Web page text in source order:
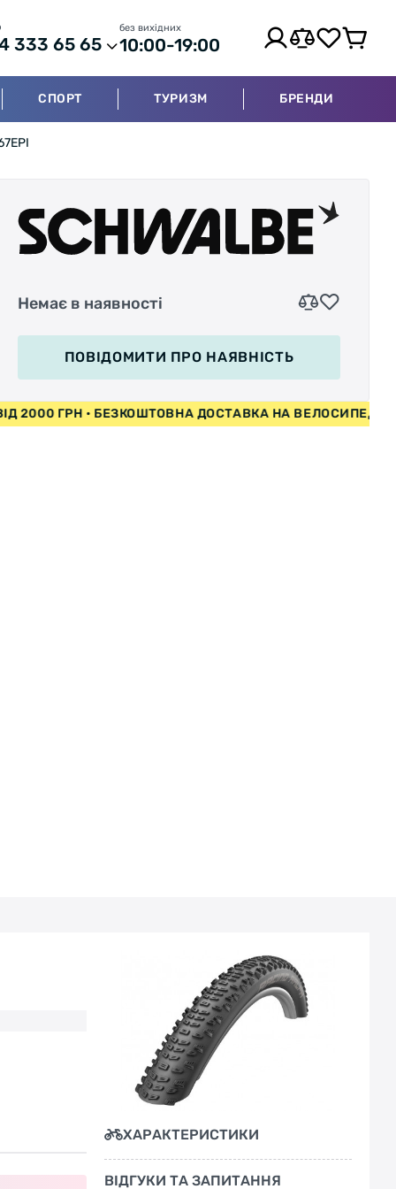
333 65 65
без вихідних
10:00-19:00
СПОРТ ТУРИЗМ БРЕНДИ
Немає в наявності
ПОВІДОМИТИ ПРО НАЯВНІСТЬ
ВІД 2000 ГРН • БЕЗКОШТОВНА ДОСТАВКА НА
ХАРАКТЕРИСТИКИ
ВІДГУКИ ТА ЗАПИТАННЯ